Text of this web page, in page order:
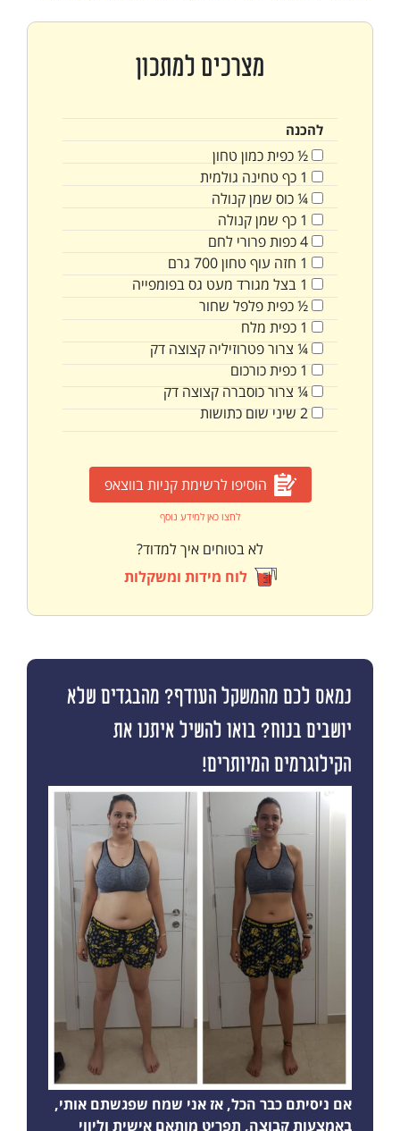
מצרכים למתכון
להכנה
½כפיתכמון טחון
1 כף טחינה גולמית
¼כוס שמן קנולה
1 כף שמן קנולה
4כפותפרורי לחם
1 חזה עוף טחון 700 גרם
1 בצל מגורד מעט גס בפומפייה
½כפיתפלפל שחור
1 כפית מלח
¼ צרורפטרוזיליה קצוצה דק
1 כפיתכורכום
¼ צרורכוסברה קצוצה דק
2 שיני שום כתושות
הוסיפו לרשימת קניות בווצאפ
לחצו כאן למידע נוסף
לא בטוחים איך למדוד?
לוח מידות ומשקלות
נמאס לכם מהמשקל העודף? מהבגדים שלא
יושבים בנוח? בואו להשיל איתנו את
הקילוגרמים המיותרים!
אם ניסיתם כבר הכל, אז אני שמח שפגשתם אותי,
באמצעות קבוצה, תפריט מותאם אישית וליווי